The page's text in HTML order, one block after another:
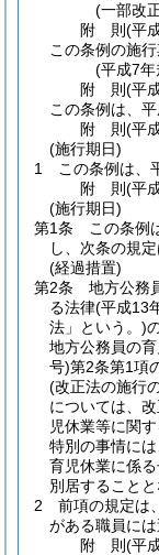
(一部改
附 則(平
この条例の施
(平成7
附 則(平
この条例は、
附 則(平
(施行期日)
1
この条例は、
附 則(平
(施行期日)
第1条
この条例
し、次条の規
(経過措置)
第2条
地方公務
る法律(平成13
法」という。)
地方公務員の
号)第2条第1項
(改正法の施行
については、
児休業等に関
特別の事情に
育児休業に係
別居すること
2
前項の規定は
がある職員には
附 則(平